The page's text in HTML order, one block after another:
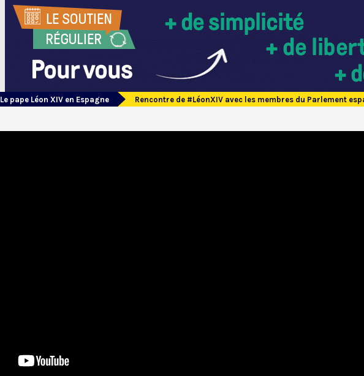
Le pape Léon XIV en Espagne Rencontre de #LéonXIV avec les membres du Parlement